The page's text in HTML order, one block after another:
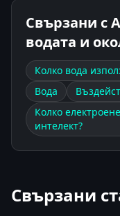
Свързани с
водата и
Колко вода
Вода
Колко
интелект?
Свързани